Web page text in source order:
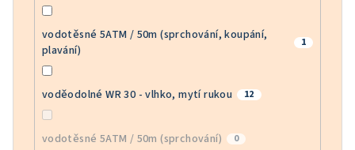
vodotěsné 5ATM / 50m (sprchování, koupání,
plavání)
1
voděodolné WR 30 - vlhko, mytí rukou 12
vodotěsné 5ATM / 50m (sprchování) 0